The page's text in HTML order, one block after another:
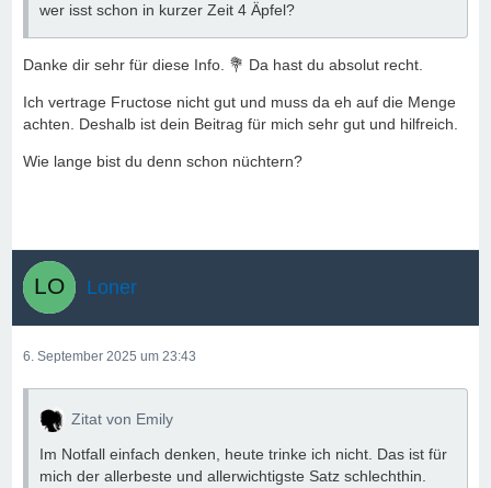
wer isst schon in kurzer Zeit 4 Äpfel?
Danke dir sehr für diese Info. 💐 Da hast du absolut recht.
Ich vertrage Fructose nicht gut und muss da eh auf die Menge
achten. Deshalb ist dein Beitrag für mich sehr gut und hilfreich.
Wie lange bist du denn schon nüchtern?
Loner
6. September 2025 um 23:43
Zitat von Emily
Im Notfall einfach denken, heute trinke ich nicht. Das ist für
mich der allerbeste und allerwichtigste Satz schlechthin.